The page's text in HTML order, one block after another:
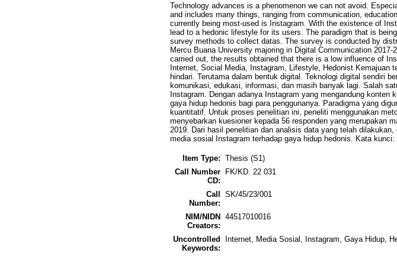
Technology advances is a phenomenon we can not avoid.
and includes many things, ranging from communication,
currently being most-used is Instagram. With the existence of
lead to a hedonic lifestyle for its users. The paradigm that is
survey methods to collect datas. The survey is conducted by
Mercu Buana University majoring in Digital Communication
carried out, the results obtained that there is a low influence of
Internet, Social Media, Instagram, Lifestyle, Hedonist Kemajuan
hindari. Terutama dalam bentuk digital. Teknologi digital sendiri
komunikasi, edukasi, informasi, dan masih banyak lagi. Salah
Instagram. Dengan adanya Instagram yang mengandung konten
gaya hidup hedonis bagi para penggunanya. Paradigma yang
kuantitatif. Untuk proses penelitian ini, peneliti menggunakan
menyebarkan kuesioner kepada 56 responden yang merupakan
2019. Dari hasil penelitian dan analisis data yang telah
media sosial Instagram terhadap gaya hidup hedonis. Kata
Item Type: Thesis (S1)
Call Number
CD:
FK/KD. 22 031
Call
Number:
SK/45/23/001
NIM/NIDN
Creators:
44517010016
Uncontrolled
Keywords:
Internet, Media Sosial, Instagram, Gaya Hidup,